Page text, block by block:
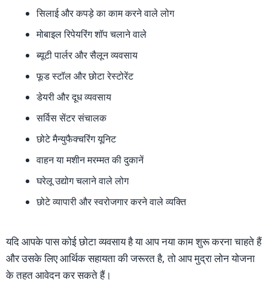
सिलाई और कपड़े का काम करने वाले लोग
मोबाइल रिपेयरिंग शॉप चलाने वाले
ब्यूटी पार्लर और सैलून व्यवसाय
फूड स्टॉल और छोटा रेस्टोरेंट
डेयरी और दूध व्यवसाय
सर्विस सेंटर संचालक
छोटे मैन्युफैक्चरिंग यूनिट
वाहन या मशीन मरम्मत की दुकानें
घरेलू उद्योग चलाने वाले लोग
छोटे व्यापारी और स्वरोजगार करने वाले व्यक्ति
यदि आपके पास कोई छोटा व्यवसाय है या आप नया काम शुरू करना चाहते हैं
और उसके लिए आर्थिक सहायता की जरूरत है, तो आप मुद्रा लोन योजना
के तहत आवेदन कर सकते हैं।